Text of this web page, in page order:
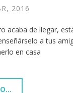
2016
acaba de llegar,
a tus
en casa